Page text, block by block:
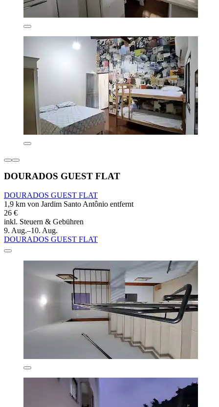
DOURADOS GUEST FLAT
DOURADOS GUEST FLAT
1,9 km von Jardim Santo Antônio entfernt
26 €
inkl. Steuern & Gebühren
9. Aug.–10. Aug.
DOURADOS GUEST FLAT